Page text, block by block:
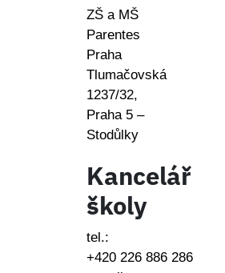
ZŠ a MŠ
Parentes
Praha
Tlumačovská
1237/32,
Praha 5 –
Stodůlky
Kancelář
školy
tel.:
+420 226 886 286